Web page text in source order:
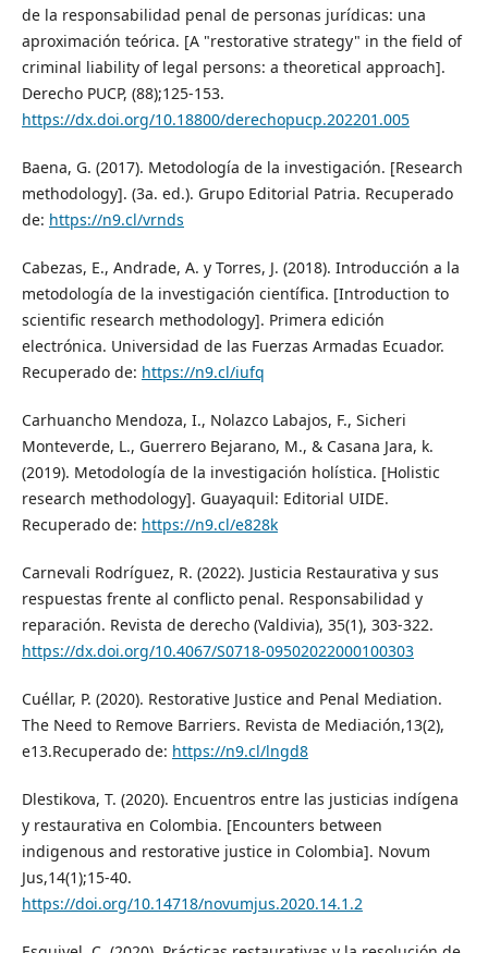
de la responsabilidad penal de personas jurídicas: una
aproximación teórica. [A "restorative strategy" in the field of
criminal liability of legal persons: a theoretical approach].
Derecho PUCP, (88);125-153.
https://dx.doi.org/10.18800/derechopucp.202201.005
Baena, G. (2017). Metodología de la investigación. [Research
methodology]. (3a. ed.). Grupo Editorial Patria. Recuperado
de: https://n9.cl/vrnds
Cabezas, E., Andrade, A. y Torres, J. (2018). Introducción a la
metodología de la investigación científica. [Introduction to
scientific research methodology]. Primera edición
electrónica. Universidad de las Fuerzas Armadas Ecuador.
Recuperado de: https://n9.cl/iufq
Carhuancho Mendoza, I., Nolazco Labajos, F., Sicheri
Monteverde, L., Guerrero Bejarano, M., & Casana Jara, k.
(2019). Metodología de la investigación holística. [Holistic
research methodology]. Guayaquil: Editorial UIDE.
Recuperado de: https://n9.cl/e828k
Carnevali Rodríguez, R. (2022). Justicia Restaurativa y sus
respuestas frente al conflicto penal. Responsabilidad y
reparación. Revista de derecho (Valdivia), 35(1), 303-322.
https://dx.doi.org/10.4067/S0718-09502022000100303
Cuéllar, P. (2020). Restorative Justice and Penal Mediation.
The Need to Remove Barriers. Revista de Mediación,13(2),
e13.Recuperado de: https://n9.cl/lngd8
Dlestikova, T. (2020). Encuentros entre las justicias indígena
y restaurativa en Colombia. [Encounters between
indigenous and restorative justice in Colombia]. Novum
Jus,14(1);15-40.
https://doi.org/10.14718/novumjus.2020.14.1.2